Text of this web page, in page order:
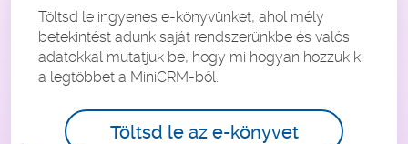
Töltsd le ingyenes e-könyvünket, ahol mély
betekintést adunk saját rendszerünkbe és valós
adatokkal mutatjuk be, hogy mi hogyan hozzuk ki
a legtöbbet a MiniCRM-ből.
Töltsd le az e-könyvet